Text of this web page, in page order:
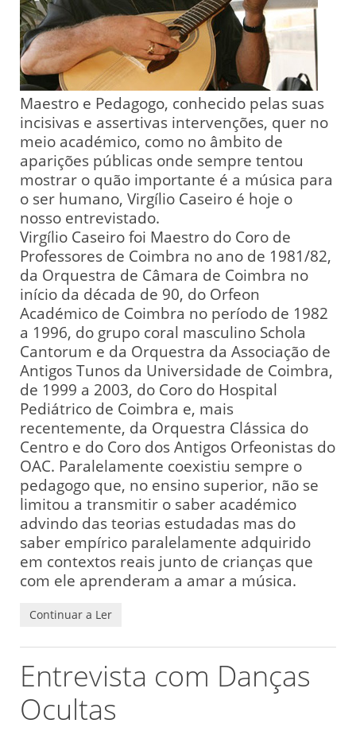
Maestro e Pedagogo, conhecido pelas suas
incisivas e assertivas intervenções, quer no
meio académico, como no âmbito de
aparições públicas onde sempre tentou
mostrar o quão importante é a música para
o ser humano, Virgílio Caseiro é hoje o
nosso entrevistado.
Virgílio Caseiro foi Maestro do Coro de
Professores de Coimbra no ano de 1981/82,
da Orquestra de Câmara de Coimbra no
início da década de 90, do Orfeon
Académico de Coimbra no período de 1982
a 1996, do grupo coral masculino Schola
Cantorum e da Orquestra da Associação de
Antigos Tunos da Universidade de Coimbra,
de 1999 a 2003, do Coro do Hospital
Pediátrico de Coimbra e, mais
recentemente, da Orquestra Clássica do
Centro e do Coro dos Antigos Orfeonistas do
OAC. Paralelamente coexistiu sempre o
pedagogo que, no ensino superior, não se
limitou a transmitir o saber académico
advindo das teorias estudadas mas do
saber empírico paralelamente adquirido
em contextos reais junto de crianças que
com ele aprenderam a amar a música.
Continuar a Ler
Entrevista com Danças
Ocultas